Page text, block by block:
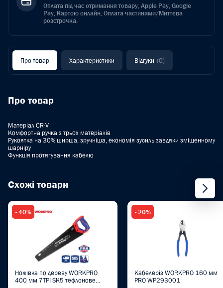
Оплата під час отримання товару, Apple Pay, Google
Pay, Картою онлайн, Оплата частинами/Миттєва
розстрочка.
Про товар Характеристики Відгуки (0)
Про товар
Матеріал CR-V
Комфортна ручка з трьох матеріалів
Рукоятка на 30% ширша, зручніша, економія зусиль завдяки зміщенному
шарніру
Функція протягування кабелю
Схожі товари
- 40%
Ножівка по дереву WORKPRO
400 мм 7TPI SK5 тефлонове
- 20%
Кабелеріз WORKPRO 160 мм
PRO WP293001